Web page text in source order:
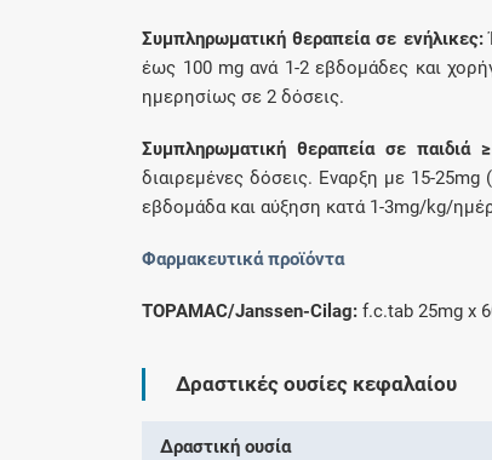
Συμπληρωματική θεραπεία σε ενήλικες:
έως 100 mg ανά 1-2 εβδομάδες και
ημερησίως σε 2 δόσεις.
Συμπληρωματική θεραπεία σε παιδιά
διαιρεμένες δόσεις. Εναρξη με 15-
εβδομάδα και αύξηση κατά 1-3mg/kg/
Φαρμακευτικά προϊόντα
TOPAMAC/Janssen-Cilag: f.c.tab 25mg x
Δραστικές ουσίες κεφαλαίου
Δραστική ουσία